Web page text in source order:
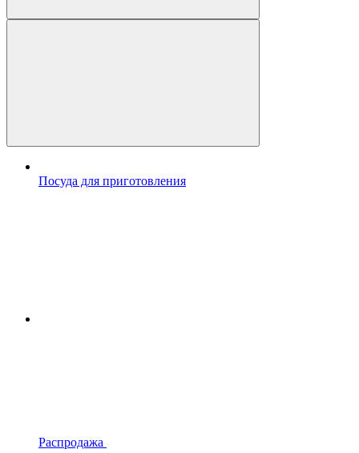
Посуда для приготовления
Распродажа